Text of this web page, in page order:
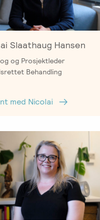
Slaathaug Hansen
og Prosjektleder
Behandling
med Nicolai